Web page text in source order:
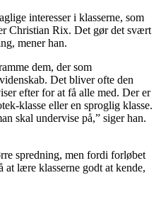
interesser i klasserne, som
Christian Rix. Det gør det svært
mener han.
dem, der som
Det bliver ofte den
efter for at få alle med. Der er
klasse eller en sproglig klasse.
skal undervise på,” siger han.
spredning, men fordi forløbet
at lære klasserne godt at kende,